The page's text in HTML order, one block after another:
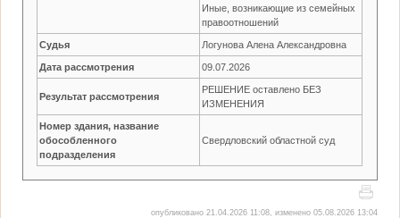
Иные, возникающие из семейных
правоотношений
Судья Логунова Алена Александровна
Дата рассмотрения 09.07.2026
Результат рассмотрения
РЕШЕНИЕ оставлено БЕЗ
ИЗМЕНЕНИЯ
Номер здания, название
обособленного
подразделения
Свердловский областной суд
опубликовано 21.04.2026 11:08, изменено 05.08.2026 13:04